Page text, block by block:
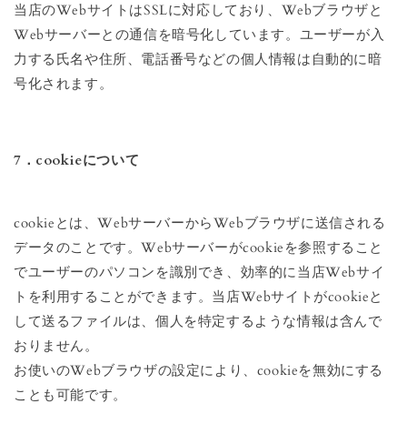
当店のWebサイトはSSLに対応しており、Webブラウザと
Webサーバーとの通信を暗号化しています。ユーザーが入
力する氏名や住所、電話番号などの個人情報は自動的に暗
号化されます。
7．cookieについて
cookieとは、WebサーバーからWebブラウザに送信される
データのことです。Webサーバーがcookieを参照すること
でユーザーのパソコンを識別でき、効率的に当店Webサイ
トを利用することができます。当店Webサイトがcookieと
して送るファイルは、個人を特定するような情報は含んで
おりません。
お使いのWebブラウザの設定により、cookieを無効にする
ことも可能です。